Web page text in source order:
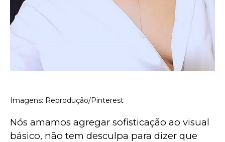
Imagens: Reprodução/Pinterest
Nós amamos agregar sofisticação ao visual
básico, não tem desculpa para dizer que